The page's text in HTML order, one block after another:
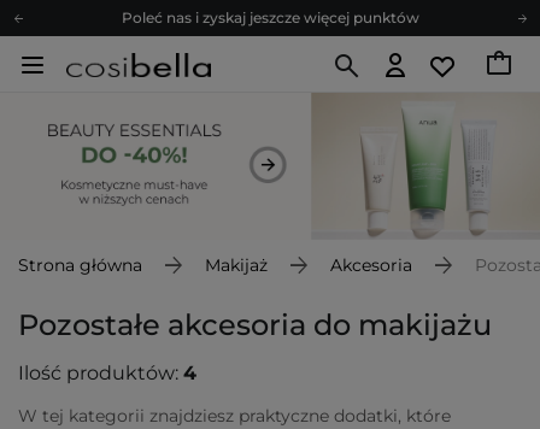
Poleć nas i zyskaj jeszcze więcej punktów
Zapisz się na newsletter pełen porad
Z nami to możliwe! Realizacja zamówienia do 24h.
Poleć nas i zyskaj jeszcze więcej punktów
Zapisz się na newsletter pełen porad
Strona główna Makijaż Akcesoria
Pozostałe akcesoria do makijażu
Ilość produktów: 4
W tej kategorii znajdziesz praktyczne dodatki, które